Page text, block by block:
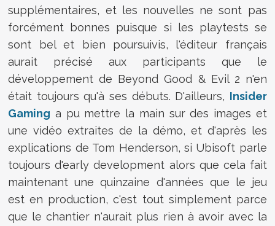
supplémentaires, et les nouvelles ne sont pas
forcément bonnes puisque si les playtests se
sont bel et bien poursuivis, l'éditeur français
aurait précisé aux participants que le
développement de Beyond Good & Evil 2 n'en
était toujours qu'à ses débuts. D'ailleurs, Insider
Gaming a pu mettre la main sur des images et
une vidéo extraites de la démo, et d'après les
explications de Tom Henderson, si Ubisoft parle
toujours d'early development alors que cela fait
maintenant une quinzaine d'années que le jeu
est en production, c'est tout simplement parce
que le chantier n'aurait plus rien à avoir avec la